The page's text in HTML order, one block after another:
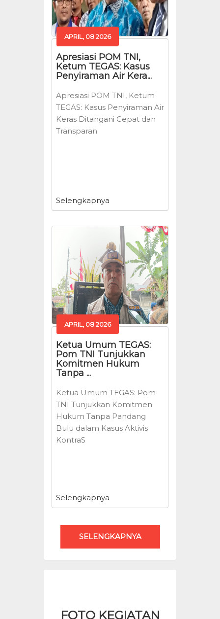
APRIL, 08 2026
Apresiasi POM TNI,
Ketum TEGAS: Kasus
Penyiraman Air Kera...
Apresiasi POM TNI, Ketum
TEGAS: Kasus Penyiraman Air
Keras Ditangani Cepat dan
Transparan
Selengkapnya
APRIL, 08 2026
Ketua Umum TEGAS:
Pom TNI Tunjukkan
Komitmen Hukum
Tanpa ...
Ketua Umum TEGAS: Pom
TNI Tunjukkan Komitmen
Hukum Tanpa Pandang
Bulu dalam Kasus Aktivis
KontraS
Selengkapnya
SELENGKAPNYA
FOTO KEGIATAN